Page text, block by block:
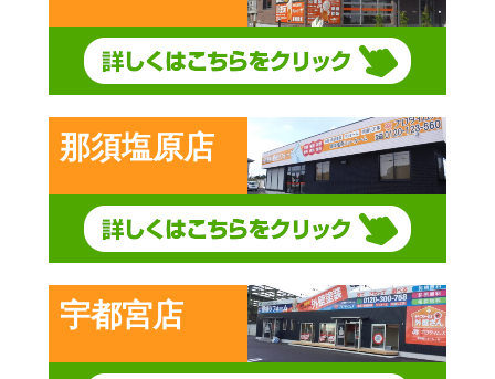
那須塩原店
宇都宮店